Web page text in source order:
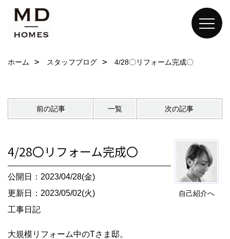
ホーム スタッフブログ 4/28〇リフォーム完成〇
前の記事 一覧 次の記事
自己紹介へ
4/28〇リフォーム完成〇
公開日：2023/04/28(金)
更新日：2023/05/02(火)
工事日記
大規模リフォーム中のTさま邸。